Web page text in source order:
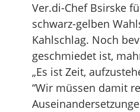
Ver.di-Chef Bsirske
schwarz-gelben
Kahlschlag. Noch
geschmiedet ist,
„Es ist Zeit,
“Wir müssen damit